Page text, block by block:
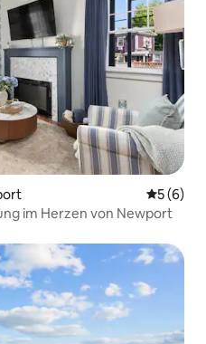
5 (6)
im Herzen von Newport